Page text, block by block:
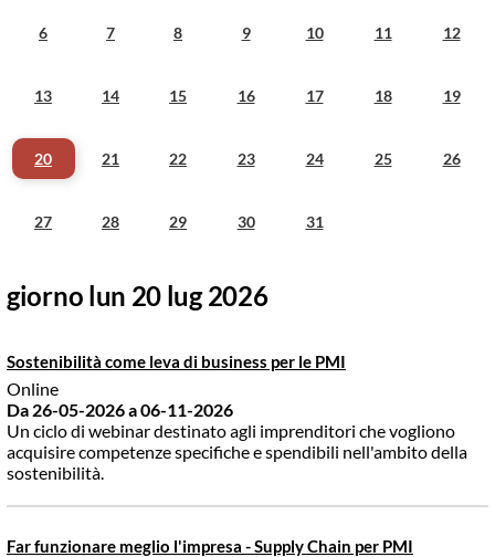
6 7 8 9 10 11 12
13 14 15 16 17 18 19
20 21 22 23 24 25 26
27 28 29 30 31
giorno lun 20 lug 2026
Sostenibilità come leva di business per le PMI
Online
Da 26-05-2026a 06-11-2026
Un ciclo di webinar destinato agli imprenditori che vogliono
acquisire competenze specifiche e spendibili nell'ambito della
sostenibilità.
Far funzionare meglio l'impresa - Supply Chain per PMI